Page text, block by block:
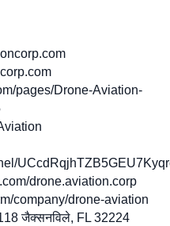
pages/Drone-Aviation-
drone.aviation.corp
company/drone-aviation
जैक्सनविले, FL 32224